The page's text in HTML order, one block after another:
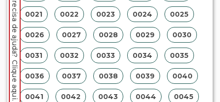
0021 0022 0023 0024 0025
0026 0027 0028 0029 0030
0031 0032 0033 0034 0035
0036 0037 0038 0039 0040
0041 0042 0043 0044 0045
Precisa de ajuda? Clique aqui.